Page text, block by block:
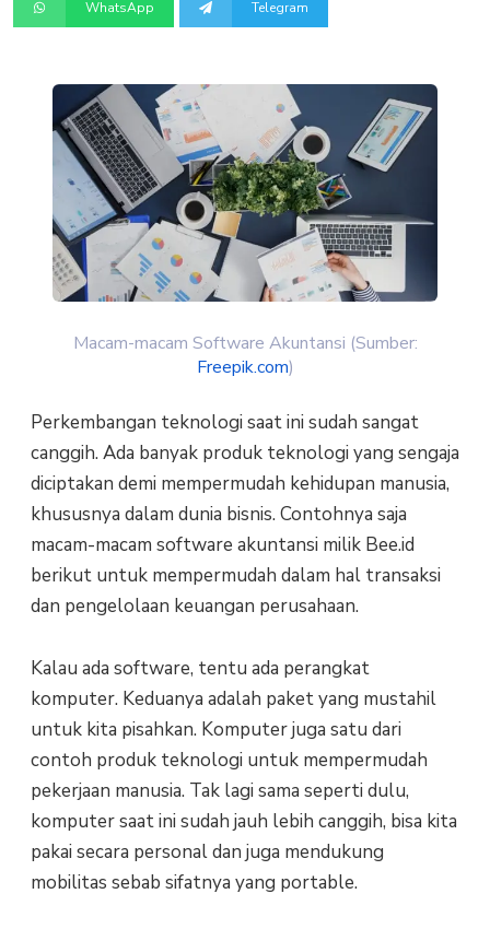
WhatsApp Telegram
Macam-macam Software Akuntansi (Sumber:
Freepik.com)
Perkembangan teknologi saat ini sudah sangat
canggih. Ada banyak produk teknologi yang sengaja
diciptakan demi mempermudah kehidupan manusia,
khususnya dalam dunia bisnis. Contohnya saja
macam-macam software akuntansi milik Bee.id
berikut untuk mempermudah dalam hal transaksi
dan pengelolaan keuangan perusahaan.
Kalau ada software, tentu ada perangkat
komputer. Keduanya adalah paket yang mustahil
untuk kita pisahkan. Komputer juga satu dari
contoh produk teknologi untuk mempermudah
pekerjaan manusia. Tak lagi sama seperti dulu,
komputer saat ini sudah jauh lebih canggih, bisa kita
pakai secara personal dan juga mendukung
mobilitas sebab sifatnya yang portable.